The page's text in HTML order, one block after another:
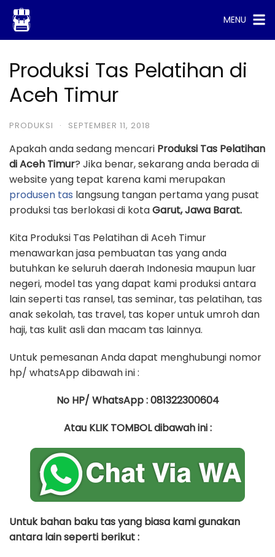
Skip
content
MENU
Produksi Tas Pelatihan di
Aceh Timur
PRODUKSI · SEPTEMBER 11, 2018
Apakah anda sedang mencari Produksi Tas Pelatihan
di Aceh Timur? Jika benar, sekarang anda berada di
website yang tepat karena kami merupakan
produsen tas langsung tangan pertama yang pusat
produksi tas berlokasi di kotaGarut, Jawa Barat.
Kita Produksi Tas Pelatihan di Aceh Timur
menawarkan jasa pembuatan tas yang anda
butuhkan ke seluruh daerah Indonesia maupun luar
negeri, model tas yang dapat kami produksi antara
lain seperti tas ransel, tas seminar, tas pelatihan, tas
anak sekolah, tas travel, tas koper untuk umroh dan
haji, tas kulit asli dan macam tas lainnya.
Untuk pemesanan Anda dapat menghubungi nomor
hp/ whatsApp dibawah ini :
No HP/ WhatsApp : 081322300604
Atau KLIK TOMBOL dibawah ini :
Untuk bahan baku tas yang biasa kami gunakan
antara lain seperti berikut :